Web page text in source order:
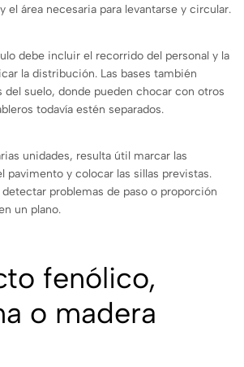
el área necesaria para levantarse y circular.
debe incluir el recorrido del personal y la
la distribución. Las bases también
del suelo, donde pueden chocar con otros
todavía estén separados.
unidades, resulta útil marcar las
pavimento y colocar las sillas previstas.
problemas de paso o proporción
un plano.
fenólico,
o madera